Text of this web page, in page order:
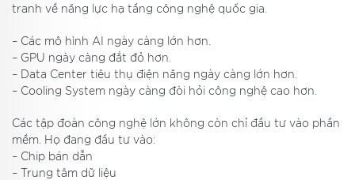
tranh về năng lực hạ tầng công nghệ quốc gia.
– Các mô hình AI ngày càng lớn hơn.
– GPU ngày càng đắt đỏ hơn.
– Data Center tiêu thụ điện năng ngày càng lớn hơn.
– Cooling System ngày càng đòi hỏi công nghệ cao hơn.
Các tập đoàn công nghệ lớn không còn chỉ đầu tư vào phần
mềm. Họ đang đầu tư vào:
– Chip bán dẫn
– Trung tâm dữ liệu